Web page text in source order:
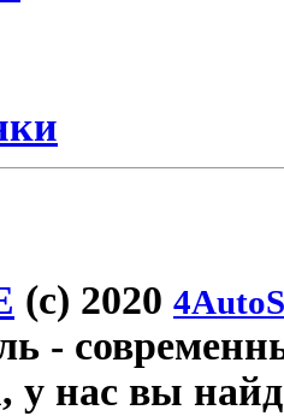
(c) 2020
-
нас вы